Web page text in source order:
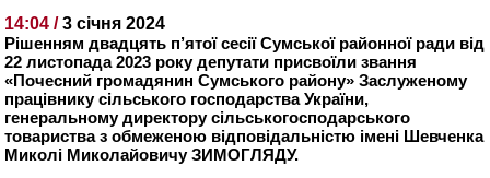
14:04 /3 січня 2024
Рішенням двадцять п’ятої сесії Сумської районної ради від
22 листопада 2023 року депутати присвоїли звання
«Почесний громадянин Сумського району» Заслуженому
працівнику сільського господарства України,
генеральному директору сільськогосподарського
товариства з обмеженою відповідальністю імені Шевченка
Миколі Миколайовичу ЗИМОГЛЯДУ.